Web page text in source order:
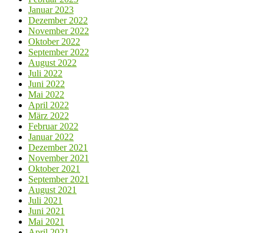
Januar 2023
Dezember 2022
November 2022
Oktober 2022
September 2022
August 2022
Juli 2022
Juni 2022
Mai 2022
April 2022
März 2022
Februar 2022
Januar 2022
Dezember 2021
November 2021
Oktober 2021
September 2021
August 2021
Juli 2021
Juni 2021
Mai 2021